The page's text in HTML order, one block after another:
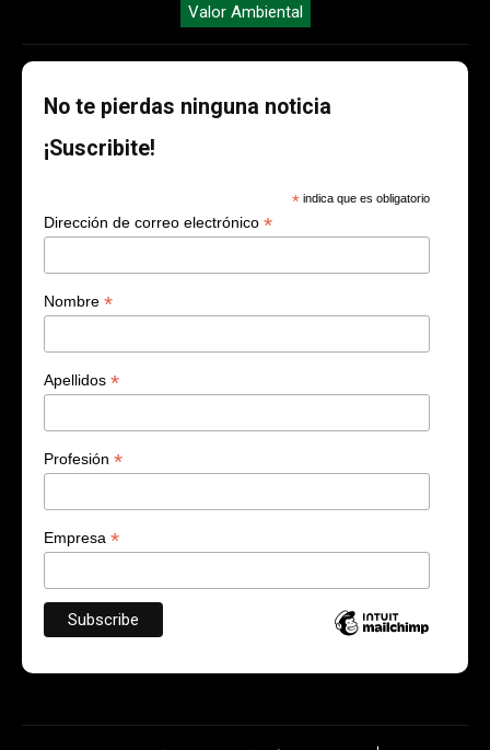
Valor Ambiental
No te pierdas ninguna noticia
¡Suscribite!
* indica que es obligatorio
Dirección de correo electrónico *
Nombre *
Apellidos *
Profesión *
Empresa *